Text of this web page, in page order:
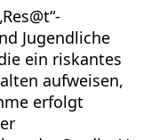
Jugendliche
ein riskantes
aufweisen,
erfolgt